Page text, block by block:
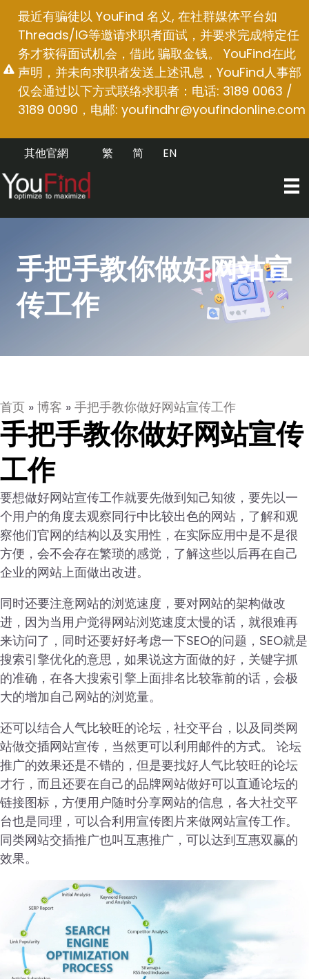
最近有骗徒以 YouFind 名义, 在社群媒体平台如
Threads/IG等邀请求职者面试，并要求完成特定任
务才获得面试机会，借此 骗取金钱。 YouFind在此
声明，并未向求职者发送上述讯息，YouFind人事部
仅会通过以下方式联络求职者：电话: 3189 0063 /
3189 0090，电邮: youfindhr@youfindonline.com
其他官網 EN
简
繁
手把手教你做好网站宣
传工作
首页 » 博客 » 手把手教你做好网站宣传工作
手把手教你做好网站宣传
工作
要想做好网站宣传工作就要先做到知己知彼，要先以一
个用户的角度去观察同行中比较出色的网站，了解和观
察他们官网的结构以及实用性，在实际应用中是不是很
方便，会不会存在繁琐的感觉，了解这些以后再在自己
企业的网站上面做出改进。
同时还要注意网站的浏览速度，要对网站的架构做改
进，因为当用户觉得网站浏览速度太慢的话，就很难再
来访问了，同时还要好好考虑一下SEO的问题，SEO就是
搜索引擎优化的意思，如果说这方面做的好，关键字抓
的准确，在各大搜索引擎上面排名比较靠前的话，会极
大的增加自己网站的浏览量。
还可以结合人气比较旺的论坛，社交平台，以及同类网
站做交插网站宣传，当然更可以利用邮件的方式。 论坛
推广的效果还是不错的，但是要找好人气比较旺的论坛
才行，而且还要在自己的品牌网站做好可以直通论坛的
链接图标，方便用户随时分享网站的信息，各大社交平
台也是同理，可以合利用宣传图片来做网站宣传工作。
同类网站交插推广也叫互惠推广，可以达到互惠双赢的
效果。